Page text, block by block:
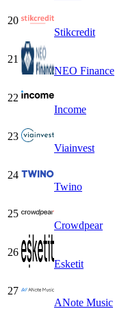
20
Stikcredit
21
NEO Finance
22
Income
23
Viainvest
24
Twino
25
Crowdpear
26
Esketit
27
ANote Music